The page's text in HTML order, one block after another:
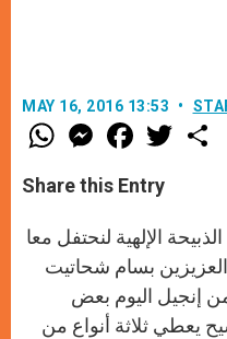
MAY 16, 2016 13:53
W
h
t
s
p
p
M
e
s
e
g
e
r
F
a
e
b
o
k
T
w
r
Share this Entry
الإلهية لنحتفل معا
العزيزين بسام شحاتيت
إنجيل اليوم بعض
يعطي ثلاثة أنواع من